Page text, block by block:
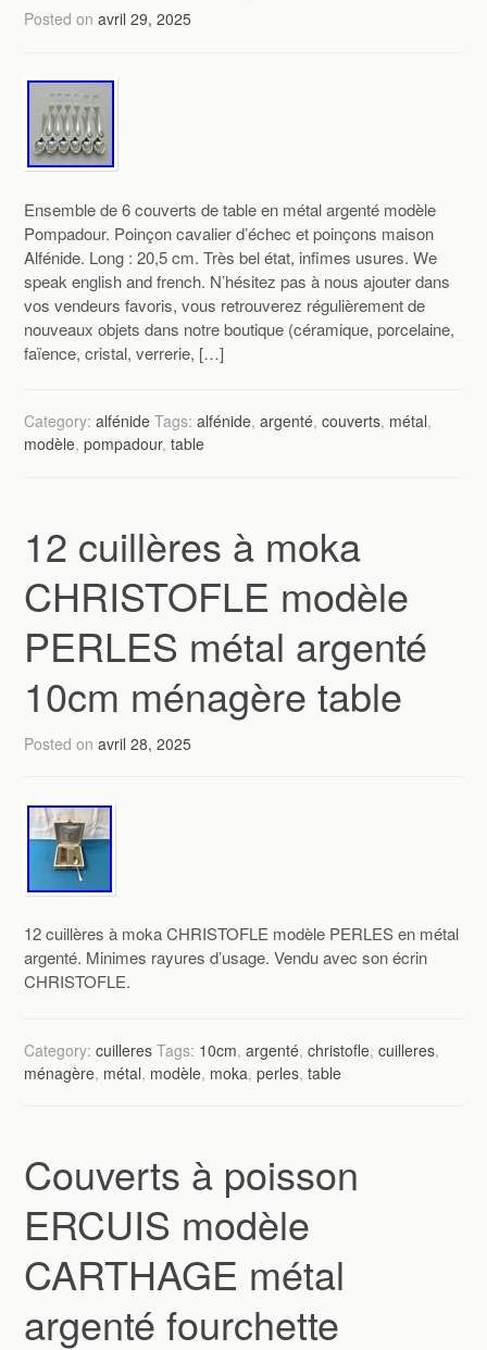
Posted onavril 29, 2025
Ensemble de 6 couverts de table en métal argenté modèle
Pompadour. Poinçon cavalier d’échec et poinçons maison
Alfénide. Long : 20,5 cm. Très bel état, infimes usures. We
speak english and french. N’hésitez pas à nous ajouter dans
vos vendeurs favoris, vous retrouverez régulièrement de
nouveaux objets dans notre boutique (céramique, porcelaine,
faïence, cristal, verrerie, […]
Category:alfénide Tags:alfénide,argenté,couverts, métal,
modèle,pompadour,table
12 cuillères à moka
CHRISTOFLE modèle
PERLES métal argenté
10cm ménagère table
Posted onavril 28, 2025
12 cuillères à moka CHRISTOFLE modèle PERLES en métal
argenté. Minimes rayures d’usage. Vendu avec son écrin
CHRISTOFLE.
Category:cuilleres Tags: 10cm,argenté,christofle,cuilleres,
ménagère, métal, modèle, moka,perles,table
Couverts à poisson
ERCUIS modèle
CARTHAGE métal
argenté fourchette